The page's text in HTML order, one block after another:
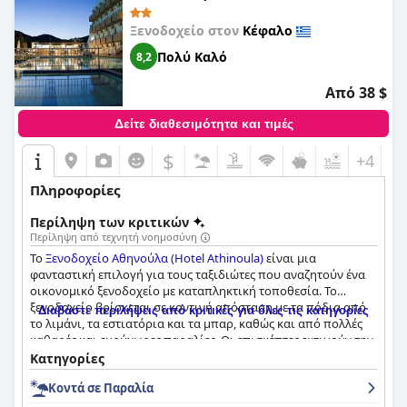
περιβάλλον.
Ξενοδοχείο στον Κέφαλο
8,2 Πολύ Καλό
Από 38 $
Δείτε διαθεσιμότητα και τιμές
$ +4
Πληροφορίες
Περίληψη των κριτικών
Περίληψη από τεχνητή νοημοσύνη
ΤοΞενοδοχείο Αθηνούλα (Hotel Athinoula)είναι μια
φανταστική επιλογή για τους ταξιδιώτες που αναζητούν ένα
οικονομικό ξενοδοχείο με καταπληκτική τοποθεσία. Το
ξενοδοχείο βρίσκεται σε κοντινή απόσταση με τα πόδια από
το λιμάνι, τα εστιατόρια και τα μπαρ, καθώς και από πολλές
καθαρές και ευρύχωρες παραλίες. Οι επισκέπτες εκτιμούν την
καλή σχέση ποιότητας-τιμής και απολαμβάνουν να ξεκινούν
τη μέρα τους με ένα νόστιμο πρωινό δίπλα στην πισίνα. Τα
δωμάτια είναι καθαρά και λειτουργικά, ενώ ορισμένα
Διαβάστε περιλήψεις από κριτικές για όλες τις κατηγορίες
Κατηγορίες
Κοντά σε Παραλία